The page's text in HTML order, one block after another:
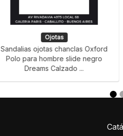
Ojotas
Sandalias ojotas chanclas Oxford
Polo para hombre slide negro
Dreams Calzado ...